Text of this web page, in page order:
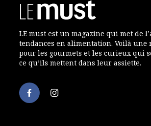
LE must est un magazine qui met de
tendances en alimentation. Voilà une
pour les gourmets et les curieux qui
ce qu’ils mettent dans leur assiette.